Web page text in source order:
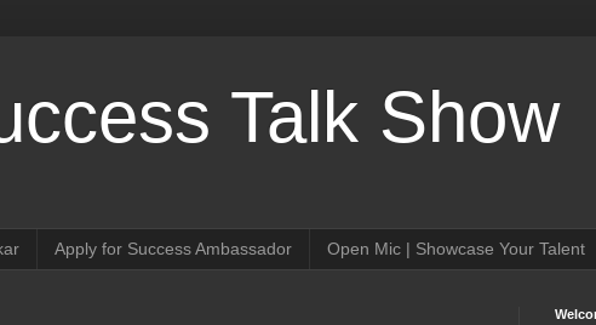
Talk Show
Apply for Success Ambassador Open Mic | Showcase Your Talent